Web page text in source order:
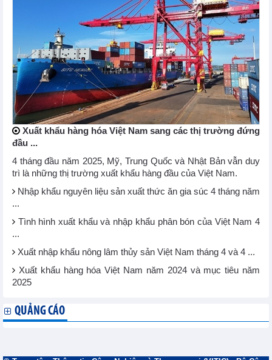
Xuất khẩu hàng hóa Việt Nam sang các thị trường đứng
đầu ...
4 tháng đầu năm 2025, Mỹ, Trung Quốc và Nhật Bản vẫn duy
trì là những thị trường xuất khẩu hàng đầu của Việt Nam.
Nhập khẩu nguyên liệu sản xuất thức ăn gia súc 4 tháng năm
...
Tình hình xuất khẩu và nhập khẩu phân bón của Việt Nam 4
...
Xuất nhập khẩu nông lâm thủy sản Việt Nam tháng 4 và 4 ...
Xuất khẩu hàng hóa Việt Nam năm 2024 và mục tiêu năm
2025
QUẢNG CÁO